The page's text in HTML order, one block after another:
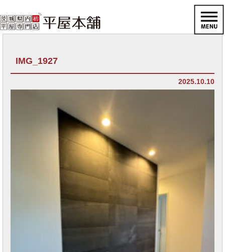
IMG_1927
2025.10.10